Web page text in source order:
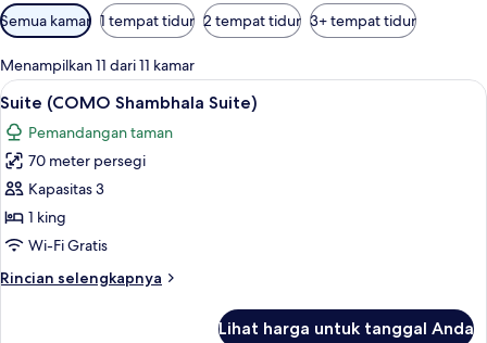
Filter
tersedia
untuk
kamar
Semua kamar 1 tempat tidur 2 tempat tidur 3+ tempat tidur
Menampilkan 11 dari 11 kamar
Lihat
semua
foto
untuk
Suite
(COMO
Shambhala
1
Suite (COMO Shambhala Suite)
Pemandangan taman
70 meter persegi
Kapasitas 3
1 king
Wi-Fi Gratis
Rincian selengkapnya
Rincian
Lihat harga untuk tanggal Anda